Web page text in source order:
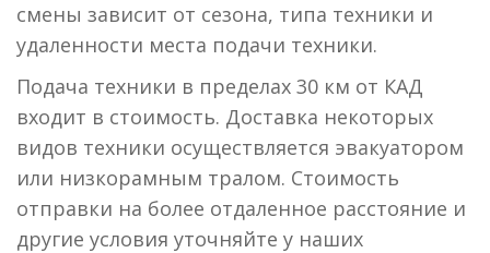
смены зависит от сезона, типа техники и
удаленности места подачи техники.
Подача техники в пределах 30 км от КАД
входит в стоимость. Доставка некоторых
видов техники осуществляется эвакуатором
или низкорамным тралом. Стоимость
отправки на более отдаленное расстояние и
другие условия уточняйте у наших